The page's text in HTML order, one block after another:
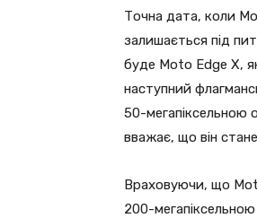
Точна дата, коли
залишається під
буде Moto Edge X,
наступний
50-мегапіксельною
вважає, що він
Враховуючи, що
200-